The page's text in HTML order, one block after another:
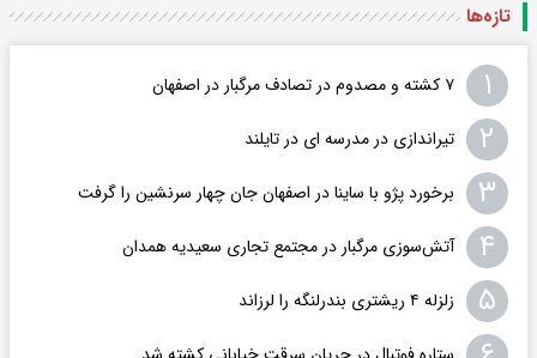
تازه‌ها
۱ ۷ کشته و مصدوم در تصادف مرگبار در اصفهان
۲ تیراندازی در مدرسه ای در تایلند
۳ برخورد پژو با ساینا در اصفهان جان چهار سرنشین را گرفت
۴ آتش‌سوزی مرگبار در مجتمع تجاری سعیدیه همدان
۵ زلزله ۴ ریشتری بندرلنگه را لرزاند